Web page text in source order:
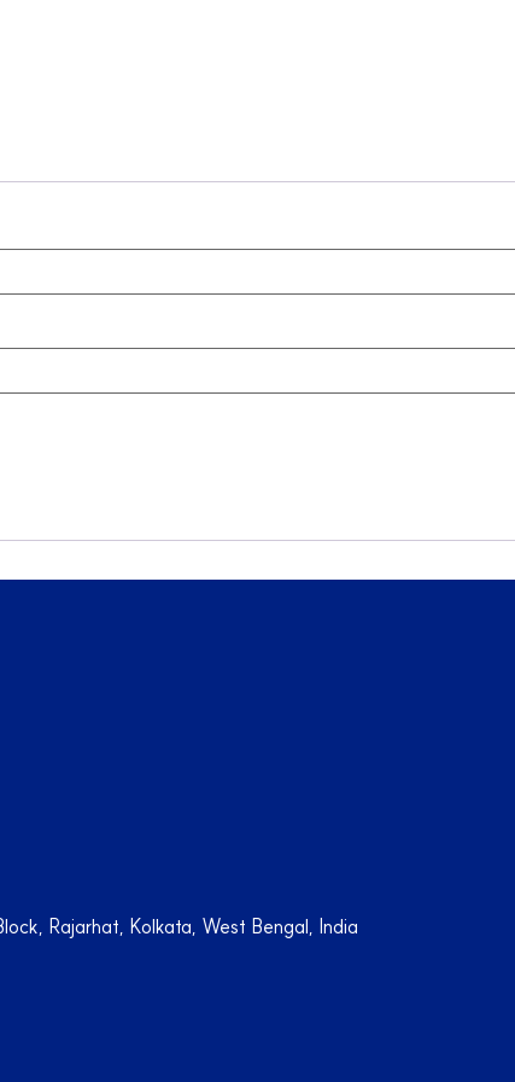
Rajarhat, Kolkata, West Bengal, India